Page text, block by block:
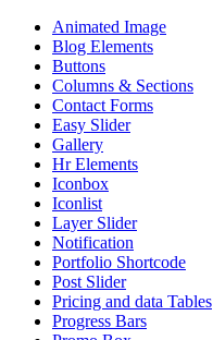
Animated Image
Blog Elements
Buttons
Columns & Sections
Contact Forms
Easy Slider
Gallery
Hr Elements
Iconbox
Iconlist
Layer Slider
Notification
Portfolio Shortcode
Post Slider
Pricing and data Tables
Progress Bars